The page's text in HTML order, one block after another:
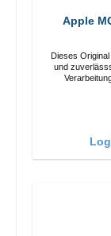
Apple
Dieses
und zuverlässsig wieder